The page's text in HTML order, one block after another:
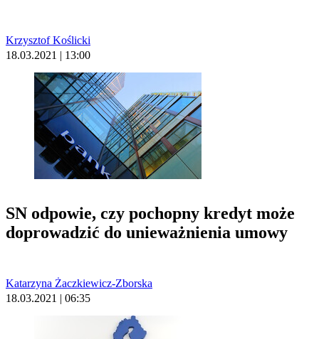
Krzysztof Koślicki
18.03.2021 | 13:00
SN odpowie, czy pochopny kredyt może
doprowadzić do unieważnienia umowy
Katarzyna Żaczkiewicz-Zborska
18.03.2021 | 06:35